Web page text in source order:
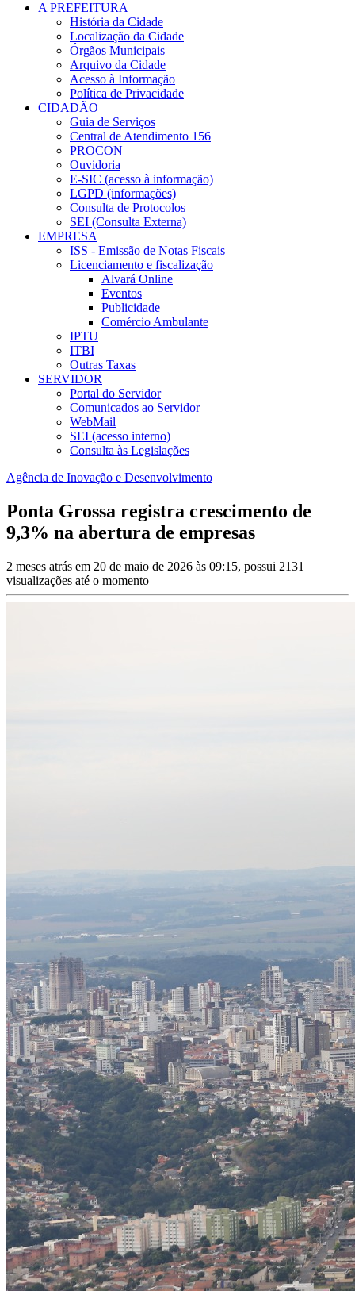
A PREFEITURA
História da Cidade
Localização da Cidade
Órgãos Municipais
Arquivo da Cidade
Acesso à Informação
Política de Privacidade
CIDADÃO
Guia de Serviços
Central de Atendimento 156
PROCON
Ouvidoria
E-SIC (acesso à informação)
LGPD (informações)
Consulta de Protocolos
SEI (Consulta Externa)
EMPRESA
ISS - Emissão de Notas Fiscais
Licenciamento e fiscalização
Alvará Online
Eventos
Publicidade
Comércio Ambulante
IPTU
ITBI
Outras Taxas
SERVIDOR
Portal do Servidor
Comunicados ao Servidor
WebMail
SEI (acesso interno)
Consulta às Legislações
Agência de Inovação e Desenvolvimento
Ponta Grossa registra crescimento de
9,3% na abertura de empresas
2 meses atrás em 20 de maio de 2026 às 09:15, possui 2131
visualizações até o momento